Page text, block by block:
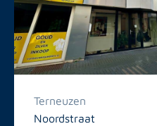
Terneuzen
Noordstraat